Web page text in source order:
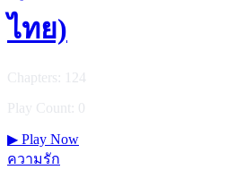
ไทย)
Chapters: 124
Play Count: 0
▶ Play Now
ความรัก